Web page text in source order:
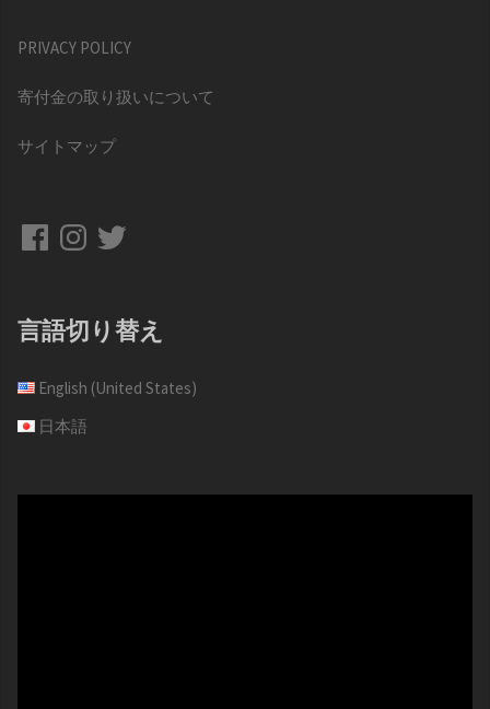
PRIVACY POLICY
寄付金の取り扱いについて
サイトマップ
FacebookInstagram
Twitter
言語切り替え
English (United States)
日本語